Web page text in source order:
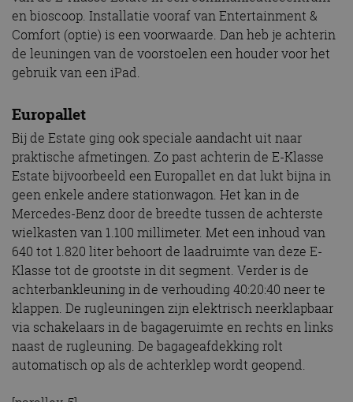
en bioscoop. Installatie vooraf van Entertainment &
Comfort (optie) is een voorwaarde. Dan heb je achterin
de leuningen van de voorstoelen een houder voor het
gebruik van een iPad.
Europallet
Bij de Estate ging ook speciale aandacht uit naar
praktische afmetingen. Zo past achterin de E-Klasse
Estate bijvoorbeeld een Europallet en dat lukt bijna in
geen enkele andere stationwagon. Het kan in de
Mercedes-Benz door de breedte tussen de achterste
wielkasten van 1.100 millimeter. Met een inhoud van
640 tot 1.820 liter behoort de laadruimte van deze E-
Klasse tot de grootste in dit segment. Verder is de
achterbankleuning in de verhouding 40:20:40 neer te
klappen. De rugleuningen zijn elektrisch neerklapbaar
via schakelaars in de bagageruimte en rechts en links
naast de rugleuning. De bagageafdekking rolt
automatisch op als de achterklep wordt geopend.